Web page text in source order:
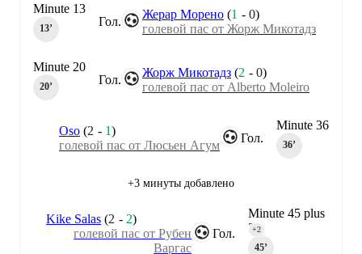
Гол.
Жерар Морено (1 -0)
голевой пас от Жорж Микотадз
Minute 13
13‎’‎
Гол.
Жорж Микотадз (2 -0)
голевой пас от Alberto Moleiro
Minute 20
20‎’‎
Minute 36
36‎’‎
Гол.
Oso (2 - 1)
голевой пас от Люсьен Агум
+3 минуты добавлено
Minute 45 plus
2
45‎’‎
+2
Гол.
Kike Salas (2 - 2)
голевой пас от Рубен
Варгас